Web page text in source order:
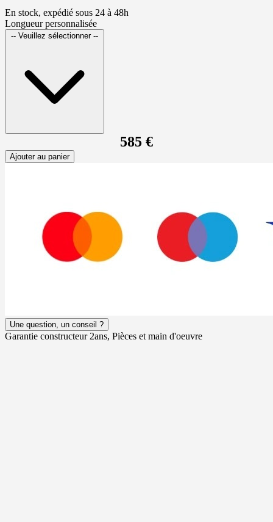
En stock, expédié sous 24 à 48h
Longueur personnalisée
-- Veuillez sélectionner --
585 €
Ajouter au panier
Une question, un conseil ?
Garantie constructeur 2ans, Pièces et main d'oeuvre